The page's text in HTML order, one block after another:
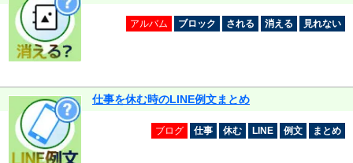
アルバム ブロック される 消える 見れない
仕事を休む時のLINE例文まとめ
ブログ 仕事 休む LINE 例文 まとめ